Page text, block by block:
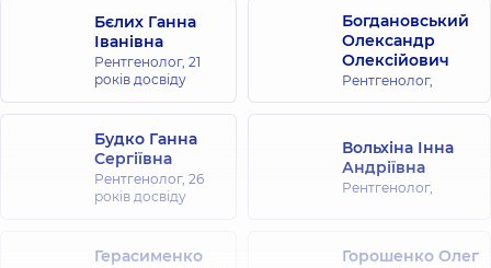
Бєлих Ганна
Іванівна
Рентгенолог, 21
років досвіду
Богдановський
Олександр
Олексійович
Рентгенолог,
Будко Ганна
Сергіївна
Рентгенолог, 26
років досвіду
Вольхіна Інна
Андріївна
Рентгенолог,
Герасименко
Горошенко Олег